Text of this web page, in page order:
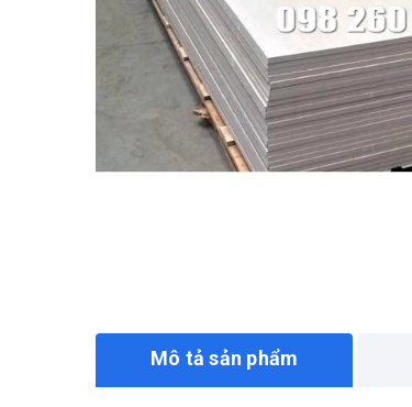
Mô tả sản phẩm